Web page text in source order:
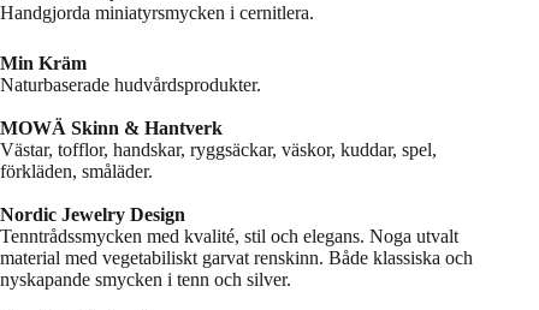
Handgjorda miniatyrsmycken i cernitlera.
Min Kräm
Naturbaserade hudvårdsprodukter.
MOWÄ Skinn & Hantverk
Västar, tofflor, handskar, ryggsäckar, väskor, kuddar, spel,
förkläden, småläder.
Nordic Jewelry Design
Tenntrådssmycken med kvalité, stil och elegans. Noga utvalt
material med vegetabiliskt garvat renskinn. Både klassiska och
nyskapande smycken i tenn och silver.